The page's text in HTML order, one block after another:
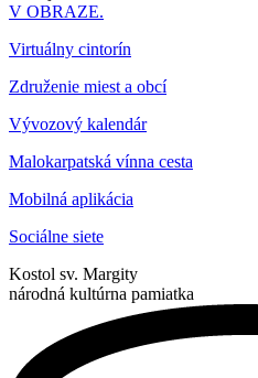
V OBRAZE.
Virtuálny cintorín
Združenie miest a obcí
Vývozový kalendár
Malokarpatská vínna cesta
Mobilná aplikácia
Sociálne siete
Kostol sv. Margity
národná kultúrna pamiatka